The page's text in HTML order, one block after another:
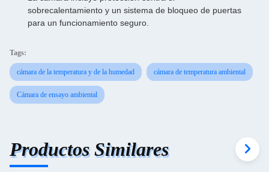
sobrecalentamiento y un sistema de bloqueo de puertas
para un funcionamiento seguro.
Tags:
cámara de la temperatura y de la humedad cámara de temperatura ambiental
Cámara de ensayo ambiental
Productos Similares